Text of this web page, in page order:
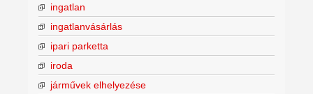
ingatlan
ingatlanvásárlás
ipari parketta
iroda
járművek elhelyezése